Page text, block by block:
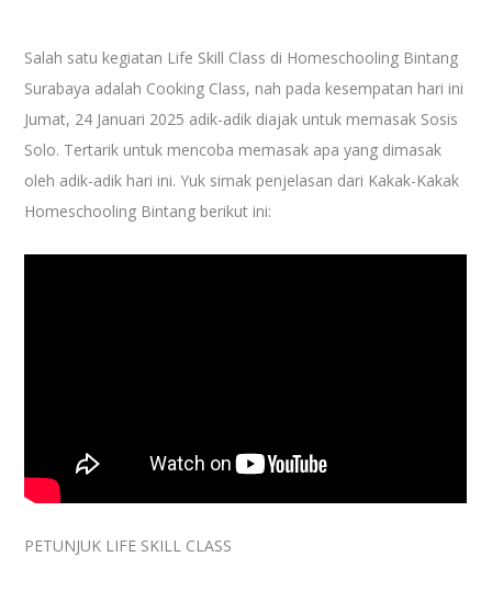
Salah satu kegiatan Life Skill Class di Homeschooling Bintang
Surabaya adalah Cooking Class, nah pada kesempatan hari ini
Jumat, 24 Januari 2025 adik-adik diajak untuk memasak Sosis
Solo. Tertarik untuk mencoba memasak apa yang dimasak
oleh adik-adik hari ini. Yuk simak penjelasan dari Kakak-Kakak
Homeschooling Bintang berikut ini:
PETUNJUK LIFE SKILL CLASS